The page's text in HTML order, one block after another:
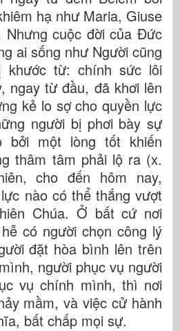
hạ như Maria, Giuse
Nhưng cuộc đời của Đức
ai sống như Người cũng
từ: chính sức lôi
ngay từ đầu, đã khơi lên
kẻ lo sợ cho quyền lực
người bị phơi bày sự
bởi một lòng tốt khiến
thâm tâm phải lộ ra (x.
cho đến hôm nay,
nào có thể thắng vượt
Chúa. Ở bất cứ nơi
có người chọn công lý
đặt hòa bình lên trên
người phục vụ người
vụ chính mình, thì nơi
mầm, và việc cử hành
bất chấp mọi sự.